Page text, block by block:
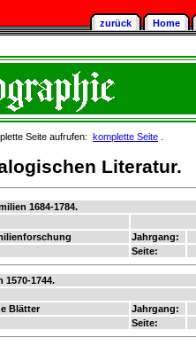
zurück Home
Seite aufrufen: komplette Seite
Literatur.
1684-1784.
Jahrgang:
Seite:
1570-1744.
Blätter Jahrgang:
Seite: